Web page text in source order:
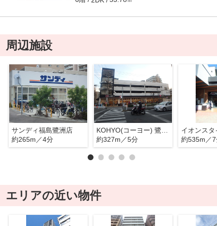
周辺施設
サンディ福島鷺洲店
約265m／4分
約327m／5分
イオンス
約535m／
エリアの近い物件